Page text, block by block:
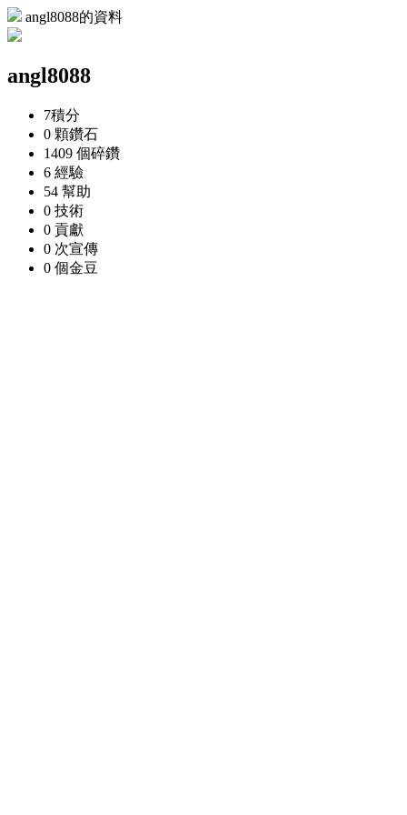
angl8088的資料
angl8088
7積分
0 顆鑽石
1409 個碎鑽
6 經驗
54 幫助
0 技術
0 貢獻
0 次宣傳
0 個金豆